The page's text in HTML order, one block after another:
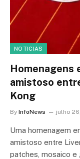
NOTICIAS
Homenagens
amistoso
Kong
By InfoNews julho
Uma homenagem
amistoso entre
patches, mosaico e